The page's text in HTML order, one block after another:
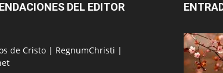
DEL EDITOR
de Cristo | RegnumChristi |